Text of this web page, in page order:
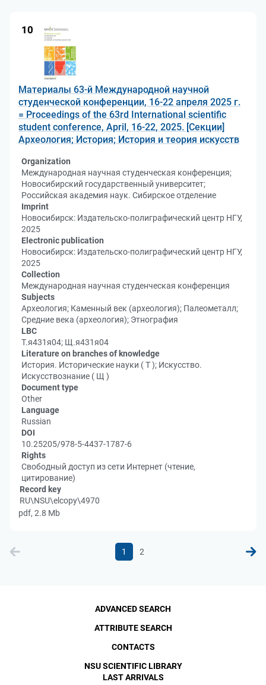
10
Материалы 63-й Международной научной
студенческой конференции, 16-22 апреля 2025 г.
= Proceedings of the 63rd International scientific
student conference, April, 16-22, 2025. [Секции]
Археология; История; История и теория искусств
Organization
Международная научная студенческая конференция;
Новосибирский государственный университет;
Российская академия наук. Сибирское отделение
Imprint
Новосибирск: Издательско-полиграфический центр НГУ,
2025
Electronic publication
Новосибирск: Издательско-полиграфический центр НГУ,
2025
Collection
Международная научная студенческая конференция
Subjects
Археология; Каменный век (археология); Палеометалл;
Средние века (археология); Этнография
LBC
Т.я431я04; Щ.я431я04
Literature on branches of knowledge
История. Исторические науки ( Т ); Искусство.
Искусствознание ( Щ )
Document type
Other
Language
Russian
DOI
10.25205/978-5-4437-1787-6
Rights
Свободный доступ из сети Интернет (чтение,
цитирование)
Record key
RU\NSU\elcopy\4970
pdf, 2.8 Mb
1 2
ADVANCED SEARCH
ATTRIBUTE SEARCH
CONTACTS
NSU SCIENTIFIC LIBRARY
LAST ARRIVALS